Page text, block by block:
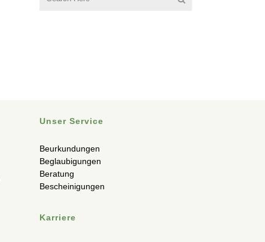
Unser Service
Beurkundungen
Beglaubigungen
Beratung
Bescheinigungen
Karriere